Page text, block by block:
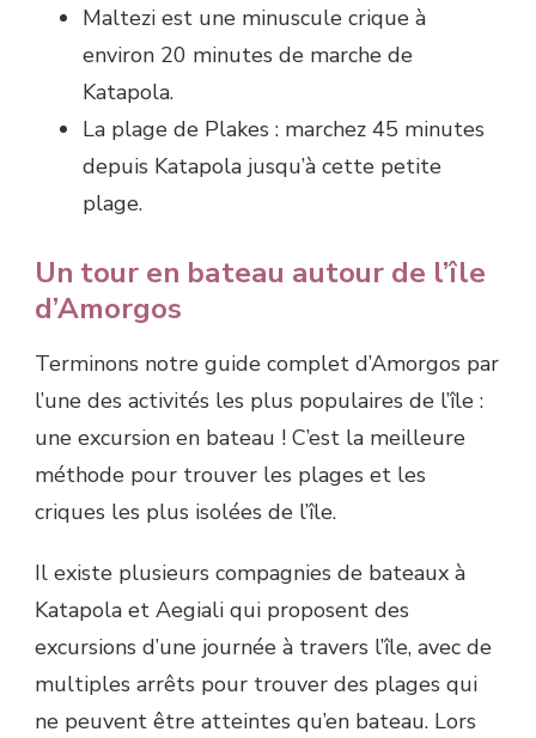
Maltezi est une minuscule crique à
environ 20 minutes de marche de
Katapola.
La plage de Plakes : marchez 45 minutes
depuis Katapola jusqu’à cette petite
plage.
Un tour en bateau autour de l’île
d’Amorgos
Terminons notre guide complet d’Amorgos par
l’une des activités les plus populaires de l’île :
une excursion en bateau ! C’est la meilleure
méthode pour trouver les plages et les
criques les plus isolées de l’île.
Il existe plusieurs compagnies de bateaux à
Katapola et Aegiali qui proposent des
excursions d’une journée à travers l’île, avec de
multiples arrêts pour trouver des plages qui
ne peuvent être atteintes qu’en bateau. Lors